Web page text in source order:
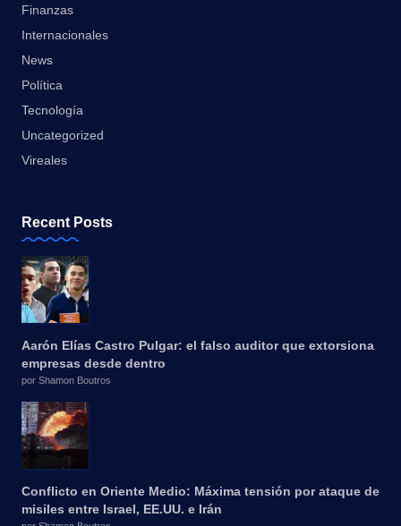
Finanzas
Internacionales
News
Política
Tecnología
Uncategorized
Vireales
Recent Posts
Aarón Elías Castro Pulgar: el falso auditor que extorsiona
empresas desde dentro
por Shamon Boutros
Conflicto en Oriente Medio: Máxima tensión por ataque de
misiles entre Israel, EE.UU. e Irán